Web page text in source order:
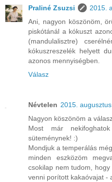
Praliné Zsuzsi
2015.
Ani, nagyon köszönöm,
piskótánál a kókuszt
(mandulalisztre)
kókuszreszelék helyett
azonos mennyiségben.
Válasz
Névtelen 2015.
Nagyon köszönöm a
Most már
süteménynek! :)
Mondjuk a temperálás
minden eszközöm
csokilap nem tudom,
venni porított kakaóvajat -